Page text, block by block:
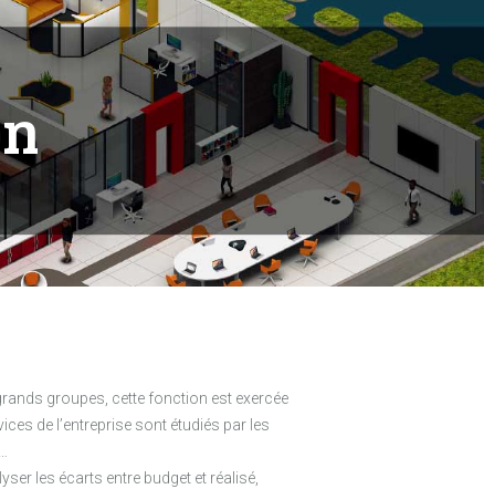
groupes, cette fonction est exercée
de l’entreprise sont étudiés par les
les écarts entre budget et réalisé,